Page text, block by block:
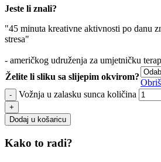
Jeste li znali?
"45 minuta kreativne aktivnosti po danu
stresa"
- američkog udruženja za umjetničku
Želite li sliku sa slijepim okvirom?
Vožnja u zalasku sunca količina
Dodaj u košaricu
Kako to radi?